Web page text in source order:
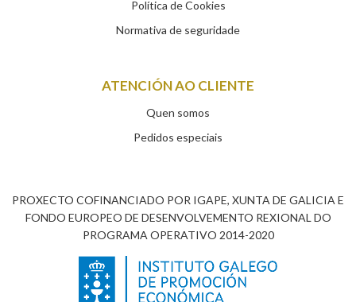
Política de Cookies
Normativa de seguridade
ATENCIÓN AO CLIENTE
Quen somos
Pedidos especiais
PROXECTO COFINANCIADO POR IGAPE, XUNTA DE GALICIA E
FONDO EUROPEO DE DESENVOLVEMENTO REXIONAL DO
PROGRAMA OPERATIVO 2014-2020